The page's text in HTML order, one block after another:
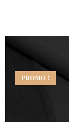
PROMO !